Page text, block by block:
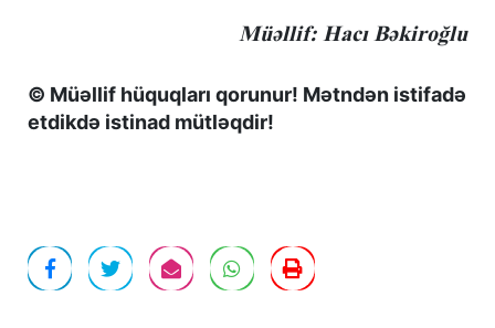
Müəllif: Hacı Bəkiroğlu
© Müəllif hüquqları qorunur! Mətndən istifadə
etdikdə istinad mütləqdir!